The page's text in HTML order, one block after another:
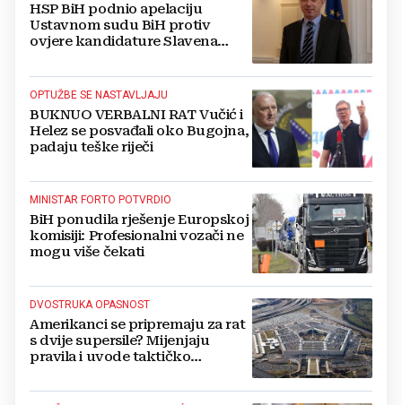
HSP BiH podnio apelaciju
Ustavnom sudu BiH protiv
ovjere kandidature Slavena
OPTUŽBE SE NASTAVLJAJU
BUKNUO VERBALNI RAT Vučić i
Helez se posvađali oko Bugojna,
padaju teške riječi
MINISTAR FORTO POTVRDIO
BiH ponudila rješenje Europskoj
komisiji: Profesionalni vozači ne
mogu više čekati
DVOSTRUKA OPASNOST
Amerikanci se pripremaju za rat
s dvije supersile? Mijenjaju
pravila i uvode taktičko